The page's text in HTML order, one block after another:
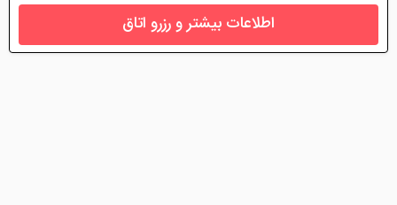
اطلاعات بیشتر و رزرو اتاق